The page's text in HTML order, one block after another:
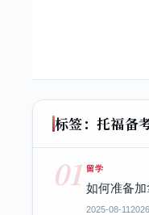
标签：托福备
01 留学
如何准备
2025-08-11